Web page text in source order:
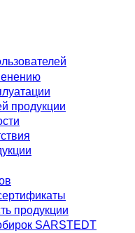
продукции
продукции
SARSTEDT